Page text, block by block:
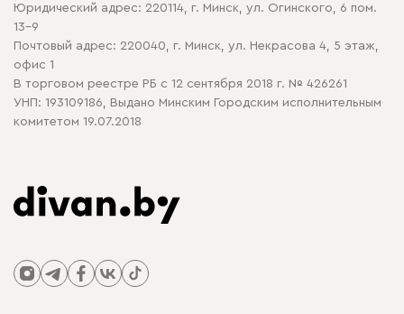
Политика в отношении обработки cookie
Юридический адрес: 220114, г. Минск, ул. Огинского, 6 пом.
13-9
Почтовый адрес: 220040, г. Минск, ул. Некрасова 4, 5 этаж,
офис 1
В торговом реестре РБ с 12 сентября 2018 г. № 426261
УНП: 193109186, Выдано Минским Городским исполнительным
комитетом 19.07.2018